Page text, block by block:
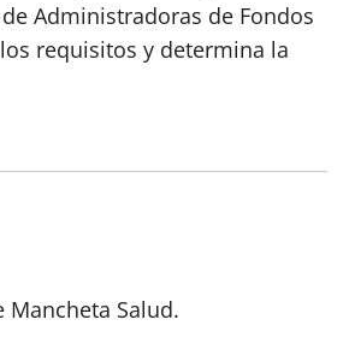
Administradoras de Fondos
requisitos y determina la
Mancheta Salud.